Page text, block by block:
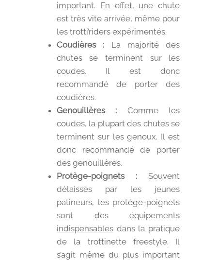
important. En effet, une chute
est très vite arrivée, même pour
les trotti’riders expérimentés.
Coudières : La majorité des
chutes se terminent sur les
coudes. Il est donc
recommandé de porter des
coudières.
Genouillères : Comme les
coudes, la plupart des chutes se
terminent sur les genoux. Il est
donc recommandé de porter
des genouillères.
Protège-poignets : Souvent
délaissés par les jeunes
patineurs, les protège-poignets
sont des équipements
indispensablesdans la pratique
de la trottinette freestyle. Il
s’agit même du plus important